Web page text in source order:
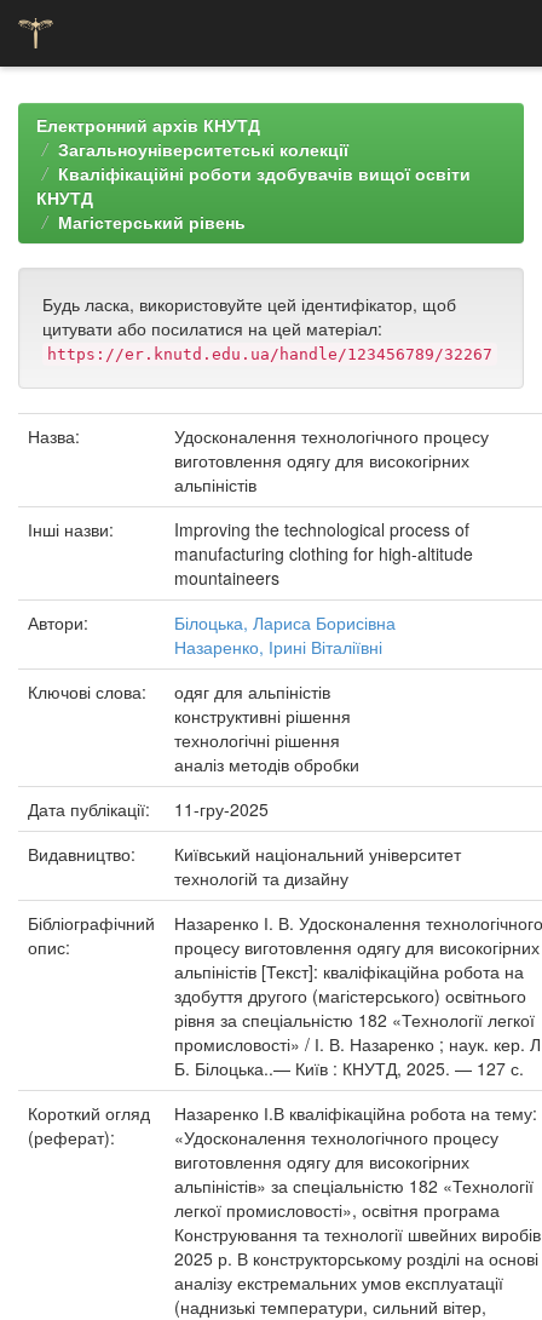
navigationЕлектронний архів КНУТД
Загальноуніверситетські колекції
Кваліфікаційні роботи здобувачів вищої освіти
КНУТД
Магістерський рівень
Будь ласка, використовуйте цей ідентифікатор, щоб
цитувати або посилатися на цей матеріал:
https://er.knutd.edu.ua/handle/123456789/32267
Назва:
Удосконалення технологічного процесу
виготовлення одягу для високогірних
альпіністів
Інші назви:
Improving the technological process of
manufacturing clothing for high-altitude
mountaineers
Автори:
Білоцька, Лариса Борисівна
Назаренко, Ірині Віталіївні
Ключові слова:
одяг для альпіністів
конструктивні рішення
технологічні рішення
аналіз методів обробки
Дата публікації:
11-гру-2025
Видавництво:
Київський національний університет
технологій та дизайну
Бібліографічний
опис:
Назаренко І. В. Удосконалення технологічного
процесу виготовлення одягу для високогірних
альпіністів [Текст]: кваліфікаційна робота на
здобуття другого (магістерського) освітнього
рівня за спеціальністю 182 «Технології легкої
промисловості» / І. В. Назаренко ; наук. кер.
Б. Білоцька..— Київ : КНУТД, 2025. — 127 с.
Короткий огляд
(реферат):
Назаренко І.В кваліфікаційна робота на тему:
«Удосконалення технологічного процесу
виготовлення одягу для високогірних
альпіністів» за спеціальністю 182 «Технології
легкої промисловості», освітня програма
Конструювання та технології швейних
2025 р. В конструкторському розділі на основі
аналізу екстремальних умов експлуатації
(наднизькі температури, сильний вітер,